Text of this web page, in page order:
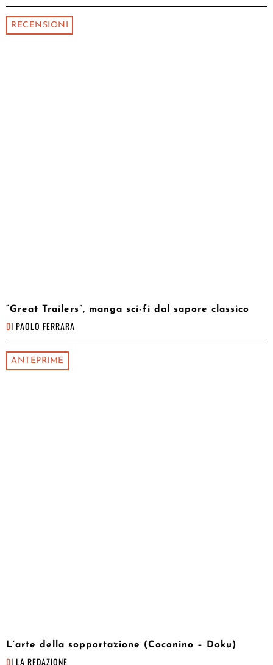
RECENSIONI
“Great Trailers”, manga sci-fi dal sapore classico
DI PAOLO FERRARA
ANTEPRIME
L’arte della sopportazione (Coconino – Doku)
DI LA REDAZIONE